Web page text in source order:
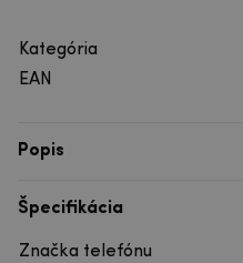
Kategória
EAN
Popis
Špecifikácia
Značka telefónu